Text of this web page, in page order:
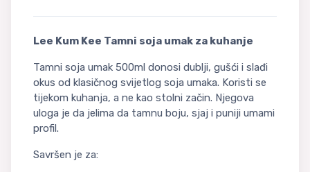
Lee Kum Kee Tamni soja umak za kuhanje
Tamni soja umak 500ml donosi dublji, gušći i slađi
okus od klasičnog svijetlog soja umaka. Koristi se
tijekom kuhanja, a ne kao stolni začin. Njegova
uloga je da jelima da tamnu boju, sjaj i puniji umami
profil.
Savršen je za: